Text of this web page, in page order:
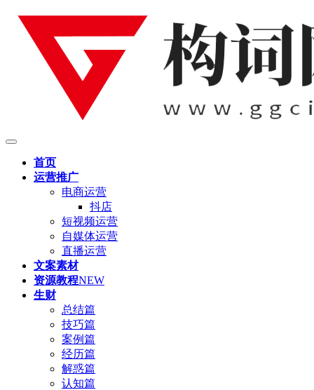
首页
运营推广
电商运营
抖店
短视频运营
自媒体运营
直播运营
文案素材
资源教程NEW
生财
总结篇
技巧篇
案例篇
经历篇
解惑篇
认知篇